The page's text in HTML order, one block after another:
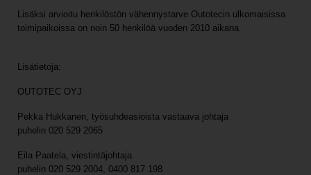
Lisäksi arvioitu henkilöstön vähennystarve Outotecin ulkomaisissa
toimipaikoissa on noin 50 henkilöä vuoden 2010 aikana.
Lisätietoja:
OUTOTEC OYJ
Pekka Hukkanen, työsuhdeasioista vastaava johtaja
puhelin 020 529 2065
Eila Paatela, viestintäjohtaja
puhelin 020 529 2004, 0400 817 198